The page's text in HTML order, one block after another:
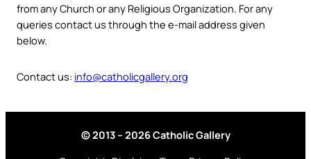
from any Church or any Religious Organization. For any
queries contact us through the e-mail address given
below.
Contact us: info@catholicgallery.org
© 2013 – 2026 Catholic Gallery